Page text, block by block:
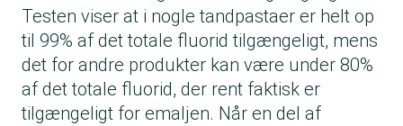
Testen viser at i nogle tandpastaer er helt op
til 99% af det totale fluorid tilgængeligt, mens
det for andre produkter kan være under 80%
af det totale fluorid, der rent faktisk er
tilgængeligt for emaljen. Når en del af